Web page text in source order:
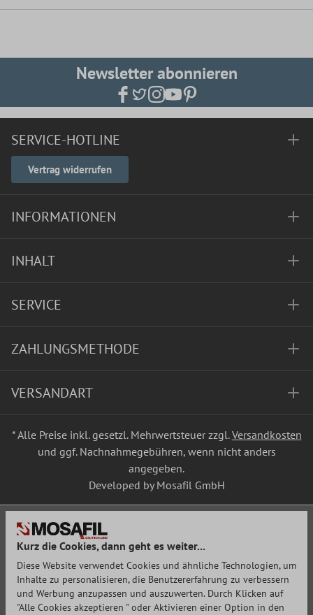
Newsletter abonnieren
SERVICE-HOTLINE
Vertrag widerrufen
INFORMATIONEN
INHALT
SERVICE
ZAHLUNGSMETHODE
VERSANDART
* Alle Preise inkl. gesetzl. Mehrwertsteuer zzgl.Versandkosten
und ggf. Nachnahmegebühren, wenn nicht anders
angegeben.
Developed by Mosafil GmbH
Kurz die Cookies, dann geht es weiter...
Diese Website verwendet Cookies und ähnliche Technologien, um
Inhalte zu personalisieren, die Benutzererfahrung zu verbessern
und Werbung anzupassen und auszuwerten. Durch Klicken auf
"Alle Cookies akzeptieren " oder Aktivieren einer Option in den